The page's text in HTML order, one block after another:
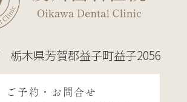
栃木県芳賀郡益子町益子2056
ご予約・お問合せ